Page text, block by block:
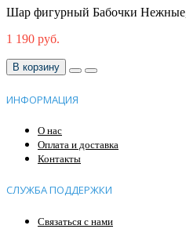
Шар фигурный Бабочки Нежные,
1 190 руб.
В корзину
ИНФОРМАЦИЯ
О нас
Оплата и доставка
Контакты
СЛУЖБА ПОДДЕРЖКИ
Связаться с нами